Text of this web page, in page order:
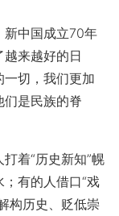
中国成立70年
来越好的日
切，我们更加
是民族的脊
着“历史新知”幌
有的人借口“戏
构历史、贬低崇